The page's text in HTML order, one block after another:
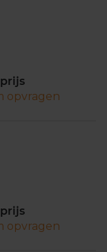
opvragen
opvragen